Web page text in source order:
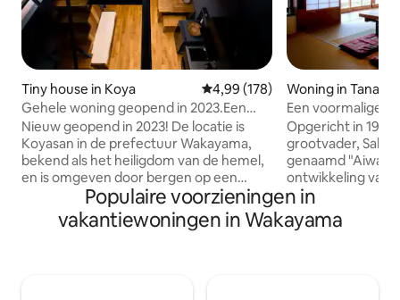
Tiny house in Koya Gemiddelde beoordeling van
4,99 (178)
Gehele woning geopend in 2023.Een
volledig privéplek om te verblijven in de
bergen./Sanro
Nieuw geopend in 2023! De locatie is
Koyasan in de prefectuur Wakayama,
bekend als het heiligdom van de hemel,
en is omgeven door bergen op een
hoogte van ongeveer 900 meter, en de
hele stad staat ook op de
Werelderfgoedlijst. Na meer dan 10 jaar
Woning in Tanabe
Een voormalige
Kumano Kodo op
Wakayama en
personen.Ruime
en baden
Opgericht in
grootvader,
genaamd
ontwikkeling van
Wakayama
geschiedenis en
'Hiroko', mijn
Populaire voorzieningen in
vakantiewoningen in Wakayama